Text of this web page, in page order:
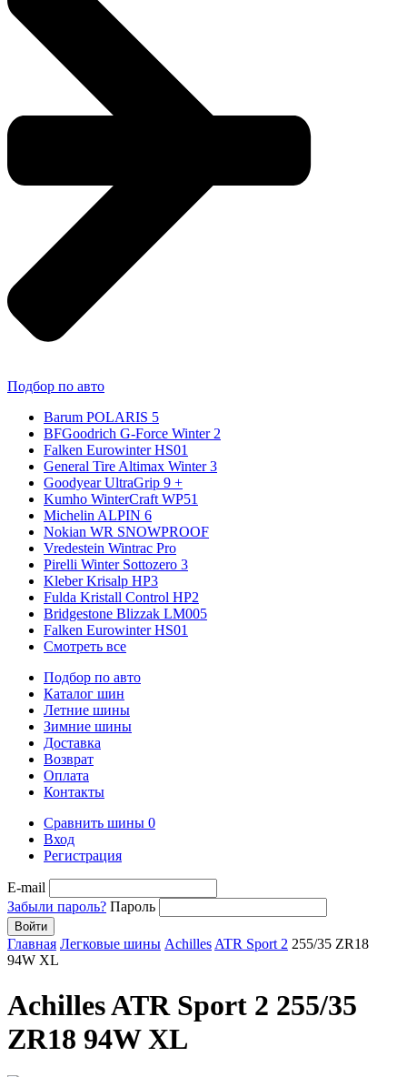
Подбор по авто
Barum POLARIS 5
BFGoodrich G-Force Winter 2
Falken Eurowinter HS01
General Tire Altimax Winter 3
Goodyear UltraGrip 9 +
Kumho WinterCraft WP51
Michelin ALPIN 6
Nokian WR SNOWPROOF
Vredestein Wintrac Pro
Pirelli Winter Sottozero 3
Kleber Krisalp HP3
Fulda Kristall Control HP2
Bridgestone Blizzak LM005
Falken Eurowinter HS01
Смотреть все
Подбор по авто
Каталог шин
Летние шины
Зимние шины
Доставка
Возврат
Оплата
Контакты
Сравнить шины 0
Вход
Регистрация
E-mail
Забыли пароль? Пароль
Войти
Главная Легковые шины AchillesATR Sport 2 255/35 ZR18
94W XL
Achilles ATR Sport 2 255/35
ZR18 94W XL